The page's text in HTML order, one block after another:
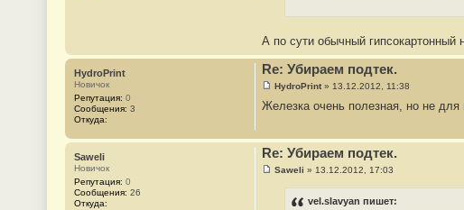
А по сути обычный
HydroPrint
Новичок
Репутация: 0
Сообщения: 3
Откуда:
Re: Убираем подтек.
о
щ
е
н
и
HydroPrint» 13.12.2012, 11:38
Железка очень полезная, но не
Saweli
Новичок
Репутация: 0
Сообщения: 26
Откуда:
Re: Убираем подтек.
Saweli » 13.12.2012, 17:03
vel.slavyan пишет: